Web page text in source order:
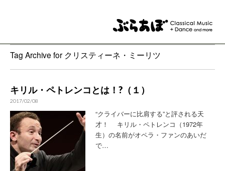
Tag Archive for クリスティーネ・ミーリツ
キリル・ペトレンコとは！?（１）
2017/02/08
“クライバーに比肩する”と評される天
才！ キリル・ペトレンコ（1972年
生）の名前がオペラ・ファンのあいだ
で…